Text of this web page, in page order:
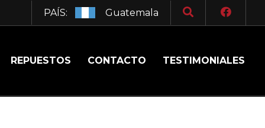
PAÍS: Guatemala
REPUESTOS CONTACTO TESTIMONIALES